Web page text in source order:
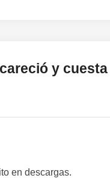
y
en descargas.